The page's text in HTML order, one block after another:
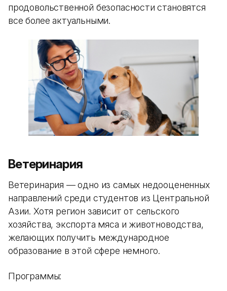
продовольственной безопасности становятся
все более актуальными.
Ветеринария
Ветеринария — одно из самых недооцененных
направлений среди студентов из Центральной
Азии. Хотя регион зависит от сельского
хозяйства, экспорта мяса и животноводства,
желающих получить международное
образование в этой сфере немного.
Программы: